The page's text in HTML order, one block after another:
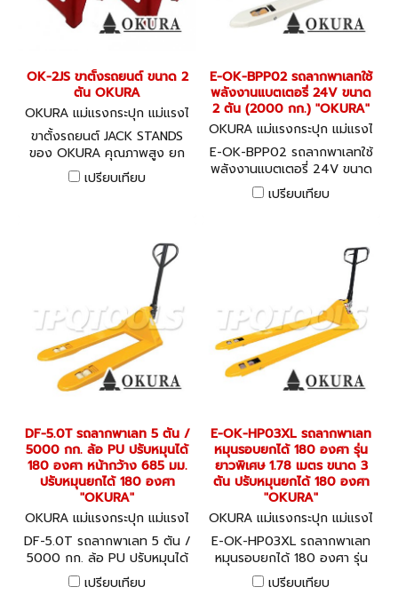
OK-2JS ขาตั้งรถยนต์ ขนาด 2
ตัน OKURA
OKURA แม่แรงกระปุก แม่แรงไ
ฮโดรลิค OK-2JS
ขาตั้งรถยนต์ JACK STANDS
ของ OKURA คุณภาพสูง ยก
ระดับได้
เปรียบเทียบ
E-OK-BPP02 รถลากพาเลทใช้
พลังงานแบตเตอรี่ 24V ขนาด
2 ตัน (2000 กก.) "OKURA"
OKURA แม่แรงกระปุก แม่แรงไ
ฮโดรลิค E-OK-BPP02
E-OK-BPP02 รถลากพาเลทใช้
พลังงานแบตเตอรี่ 24V ขนาด
2 ตัน (2000 กก.) "OKURA"
เปรียบเทียบ
DF-5.0T รถลากพาเลท 5 ตัน /
5000 กก. ล้อ PU ปรับหมุนได้
180 องศา หน้ากว้าง 685 มม.
ปรับหมุนยกได้ 180 องศา
"OKURA"
OKURA แม่แรงกระปุก แม่แรงไ
ฮโดรลิค DF-5.0T
DF-5.0T รถลากพาเลท 5 ตัน /
5000 กก. ล้อ PU ปรับหมุนได้
180 องศา หน้ากว้าง 685 มม.
ปรับหมุนยกได้ 180 องศา
เปรียบเทียบ
E-OK-HP03XL รถลากพาเลท
หมุนรอบยกได้ 180 องศา รุ่น
ยาวพิเศษ 1.78 เมตร ขนาด 3
ตัน ปรับหมุนยกได้ 180 องศา
"OKURA"
OKURA แม่แรงกระปุก แม่แรงไ
ฮโดรลิค E-OK-HP03XL
E-OK-HP03XL รถลากพาเลท
หมุนรอบยกได้ 180 องศา รุ่น
ยาวพิเศษ 1.78 เมตร ขนาด 3
ตัน ปรับหมุนยกได้ 180 องศา
เปรียบเทียบ